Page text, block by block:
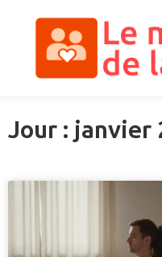
Jour : janvier